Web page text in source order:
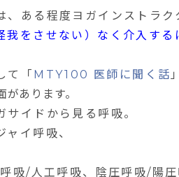
、ある程度ヨガインストラク
我をさせない）なく介入す
て「 MTY100 医師に聞く話
あります。
イドから見る呼吸。
イ呼吸、
吸/人工呼吸、陰圧呼吸/ 陽圧